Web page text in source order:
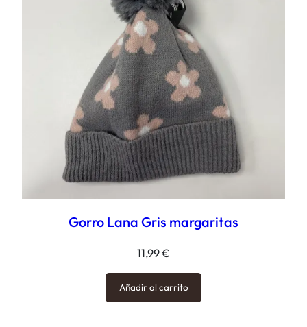
Gorro Lana Gris margaritas
11,99€
Añadir al carrito